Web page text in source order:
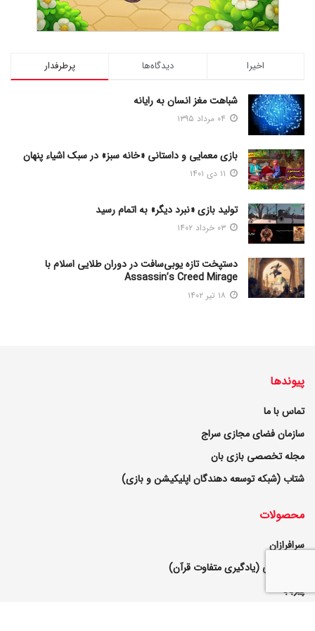
پرطرفدار دیدگاه‌ها اخیرا
شباهت مغز انسان به رایانه
بازی معمایی و داستانی «خانه سبز» در سبک اشیاء پنهان
تولید بازی «نبرد دیگر» به اتمام رسید
دستپخت تازه یوبی‌سافت در دوران طلایی اسلام با
Assassin’s Creed Mirage
پیوندها
تماس با ما
سازمان فضای مجازی سراج
مجله تخصصی بازی بان
شتاب (شبکه توسعه دهندگان اپلیکیشن و بازی)
محصولات
سرافرازان
بازی قرآنی (یادگیری متفاوت قرآن)
پیربابا